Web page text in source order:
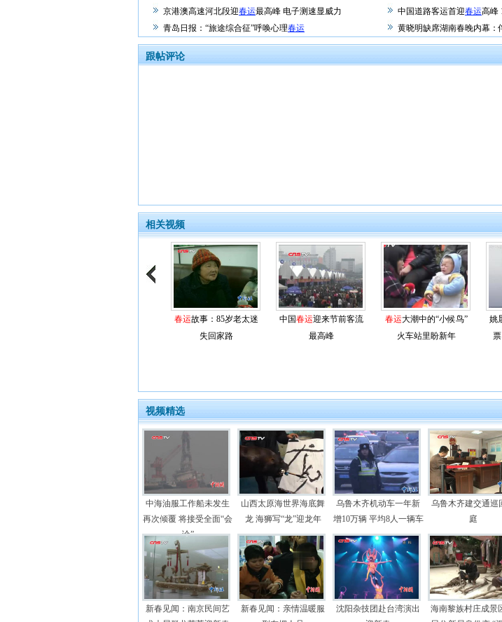
京港澳高速河北段迎春运最高峰 电子测速显威力 中国道路客运首迎春运高峰
青岛日报：“旅途综合征”呼唤心理春运 黄晓明缺席湖南春晚内幕：
跟帖评论
相关视频
春运故事：85岁老太迷
失回家路
中国春运迎来节前客流
最高峰
春运大潮中的“小候鸟”
火车站里盼新年
姚
视频精选
中海油服工作船未发生
再次倾覆 将接受全面“会
诊”
山西太原海世界海底舞
龙 海狮写“龙”迎龙年
乌鲁木齐机动车一年新
增10万辆 平均8人一辆车
乌鲁木齐建交通巡
庭
新春见闻：南京民间艺
新春见闻：亲情温暖服
沈阳杂技团赴台湾演出
海南黎族村庄成景